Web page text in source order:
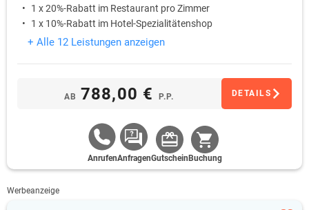
1 x 20%-Rabatt im Restaurant pro Zimmer
1 x 10%-Rabatt im Hotel-Spezialitätenshop
+ Alle 12 Leistungen anzeigen
AB 788,00 € P.P. DETAILS
AnrufenAnfragenGutschein Buchung
Werbeanzeige